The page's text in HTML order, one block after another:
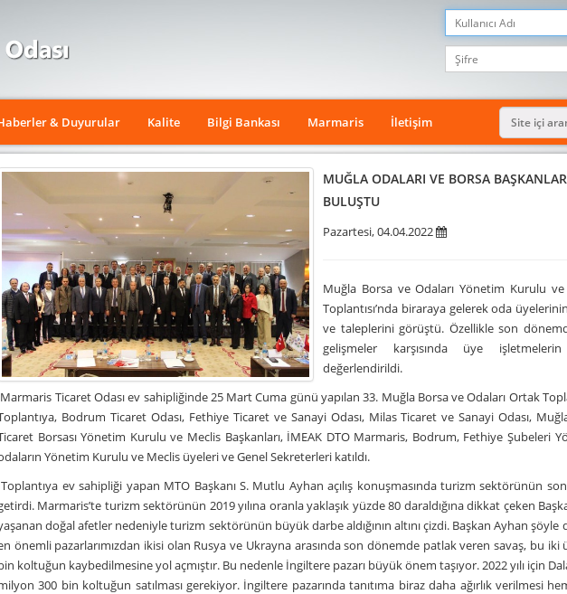
& Duyurular Kalite Bilgi Bankası Marmaris İletişim
MUĞLA ODALARI VE BORSA
BULUŞTU
Pazartesi, 04.04.2022
Muğla Borsa ve Odaları Yönetim Kurulu
Toplantısı’nda biraraya gelerek oda
ve taleplerini görüştü. Özellikle son
gelişmeler karşısında üye
değerlendirildi.
Marmaris Ticaret Odası ev sahipliğinde 25 Mart Cuma günü yapılan 33. Muğla Borsa ve Odaları Ortak
Bodrum Ticaret Odası, Fethiye Ticaret ve Sanayi Odası, Milas Ticaret ve Sanayi Odası,
Borsası Yönetim Kurulu ve Meclis Başkanları, İMEAK DTO Marmaris, Bodrum, Fethiye Şubeleri
Yönetim Kurulu ve Meclis üyeleri ve Genel Sekreterleri katıldı.
Toplantıya ev sahipliği yapan MTO Başkanı S. Mutlu Ayhan açılış konuşmasında turizm sektörünün son
Marmaris’te turizm sektörünün 2019 yılına oranla yaklaşık yüzde 80 daraldığına dikkat çeken
doğal afetler nedeniyle turizm sektörünün büyük darbe aldığının altını çizdi. Başkan Ayhan
önemli pazarlarımızdan ikisi olan Rusya ve Ukrayna arasında son dönemde patlak veren savaş, bu iki
koltuğun kaybedilmesine yol açmıştır. Bu nedenle İngiltere pazarı büyük önem taşıyor. 2022 yılı için
300 bin koltuğun satılması gerekiyor. İngiltere pazarında tanıtıma biraz daha ağırlık verilmesi